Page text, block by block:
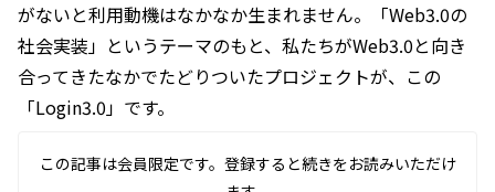
がないと利用動機はなかなか生まれません。「Web3.0の
社会実装」というテーマのもと、私たちがWeb3.0と向き
合ってきたなかでたどりついたプロジェクトが、この
「Login3.0」です。
この記事は会員限定です。登録すると続きをお読みいただけ